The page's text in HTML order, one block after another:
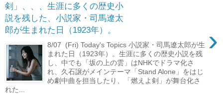
剣」、、、生涯に多くの歴史小
説を残した、小説家・司馬遼太
郎が生まれた日（1923年）。
›
8/07 (Fri) Today's Topics 小説家・司馬遼太郎が生
まれた日（1923年）。生涯に多くの歴史小説を残
し、中でも「坂の上の雲」はNHKでドラマ化さ
れ、久石譲がメインテーマ「Stand Alone」をはじ
め劇中曲を担当したり、「燃えよ剣」が舞台化さ
れた...